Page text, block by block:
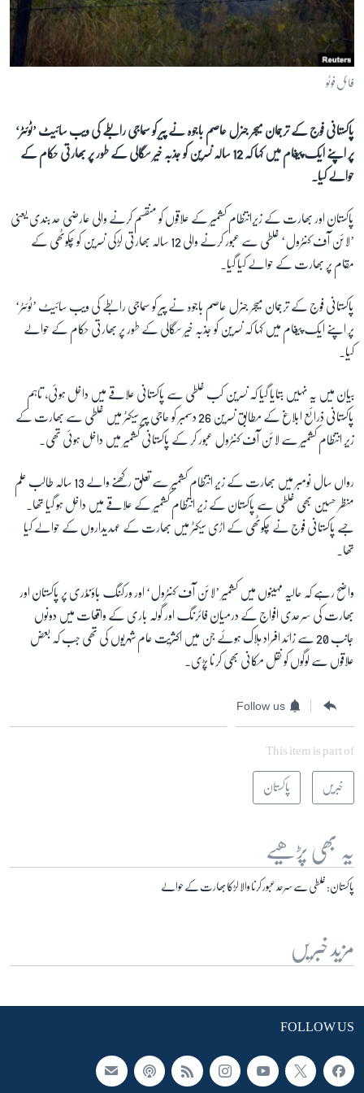
آرٹ
آزادیٔ صحافت
سائنس و ٹیکنالوجی
دلچسپ و عجیب
ویڈیوز
اسپیشل کوریج
اداریہ
FOLLOW US
زبان
فائل فوٹو
پاکستانی فوج کے ترجمان میجر جنرل عاصم باجوہ نے پیر کو سماجی رابطے کی ویب سائیٹ ’ٹوئٹر‘
پر اپنے ایک پیغام میں کہا کہ 12 سالہ نسرین کو جذبہ خیر سگالی کے طور پر بھارتی حکام کے
حوالے کیا۔
پاکستان اور بھارت کے زیرانتظام کشمیر کے علاقوں کو منقسم کرنے والی عارضی حد بندی یعنی
’لائن آف کنٹرول‘ غلطی سے عبور کرنے والی 12 سالہ بھارتی لڑکی نسرین کو چکوٹھی کے
مقام پر بھارت کے حوالے کیا گیا۔
پاکستانی فوج کے ترجمان میجر جنرل عاصم باجوہ نے پیر کو سماجی رابطے کی ویب سائیٹ ’ٹوئٹر‘
پر اپنے ایک پیغام میں کہا کہ نسرین کو جذبہ خیر سگالی کے طور پر بھارتی حکام کے حوالے
کیا۔
بیان میں یہ نہیں بتایا گیا کہ نسرین کب غلطی سے پاکستانی علاقے میں داخل ہوئی، تاہم
پاکستانی ذرائع ابلاغ کے مطابق نسرین 26 دسمبر کو حاجی پیر سیکٹر میں غلطی سے بھارت کے
زیر انتظام کشمیر سے لائن آف کنٹرول عبور کر کے پاکستانی کشمیر میں داخل ہوئی تھی۔
رواں سال نومبر میں بھارت کے زیر انتظام کشمیر سے تعلق رکھنے والے 13 سالہ طالب علم
منظر حسین بھی غلطی سے پاکستان کے زیر انتظام کشمیر کے علاقے میں داخل ہو گیا تھا۔
جسے پاکستانی فوج نے چکوٹھی کے اڑی سیکٹر میں بھارت کے عہدیداروں کے حوالے کیا
تھا۔
واضح رہے کہ حالیہ مہینوں میں کشمیر ’لائن آف کنٹرول‘ اور ورکنگ باؤنڈری پر پاکستان اور
بھارت کی سرحدی افواج کے درمیان فائرنگ اور گولہ باری کے واقعات میں دونوں
جانب 20 سے زائد افراد ہلاک ہوئے جن میں اکثریت عام شہریوں کی تھی جب کہ بعض
علاقوں سے لوگوں کو نقل مکانی بھی کرنا پڑی۔
Follow us
This item is part of
خبریں پاکستان
یہ بھی پڑھیے
پاکستان: غلطی سے سرحد عبور کرنا والا لڑکا بھارت کے حوالے
مزید خبریں
FOLLOW US